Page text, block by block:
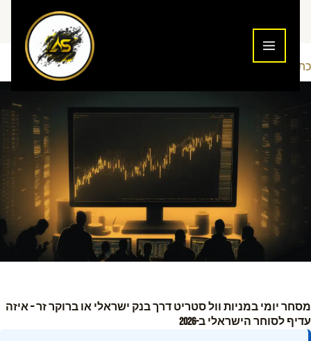
כתיבת תגובה Addiction To Success
מסחר יומי במניות וול סטריט דרך בנק ישראלי או ברוקר זר – איזה
עדיף לסוחר הישראלי ב-2026